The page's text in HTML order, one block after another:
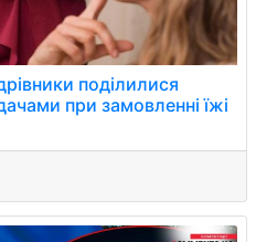
поділилися
при замовленні їжі